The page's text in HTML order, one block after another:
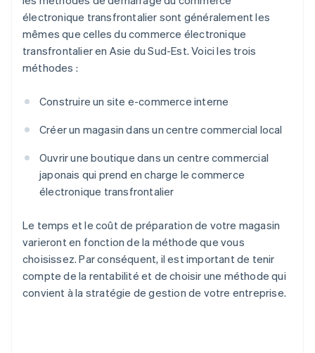
électronique transfrontalier sont généralement les
mêmes que celles du commerce électronique
transfrontalier en Asie du Sud-Est. Voici les trois
méthodes :
Construire un site e-commerce interne
Créer un magasin dans un centre commercial local
Ouvrir une boutique dans un centre commercial
japonais qui prend en charge le commerce
électronique transfrontalier
Le temps et le coût de préparation de votre magasin
varieront en fonction de la méthode que vous
choisissez. Par conséquent, il est important de tenir
compte de la rentabilité et de choisir une méthode qui
convient à la stratégie de gestion de votre entreprise.